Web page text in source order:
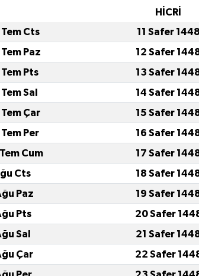
HİCRİ
Cts
11 Safer 1448
Paz
12 Safer
Pts
13 Safer
Sal
14 Safer
Çar
15 Safer
Per
16 Safer
Cum
17 Safer
Cts
18 Safer
Paz
19 Safer
Pts
20 Safer
Sal
21 Safer
Çar
22 Safer